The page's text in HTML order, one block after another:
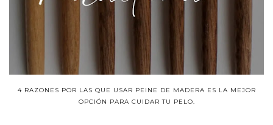
4 RAZONES POR LAS QUE USAR PEINE DE MADERA ES LA MEJOR
OPCIÓN PARA CUIDAR TU PELO.